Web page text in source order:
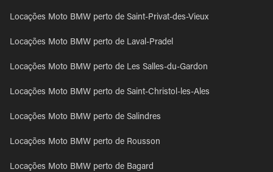
Locações Moto BMW perto de Saint-Privat-des-Vieux
Locações Moto BMW perto de Laval-Pradel
Locações Moto BMW perto de Les Salles-du-Gardon
Locações Moto BMW perto de Saint-Christol-les-Ales
Locações Moto BMW perto de Salindres
Locações Moto BMW perto de Rousson
Locações Moto BMW perto de Bagard